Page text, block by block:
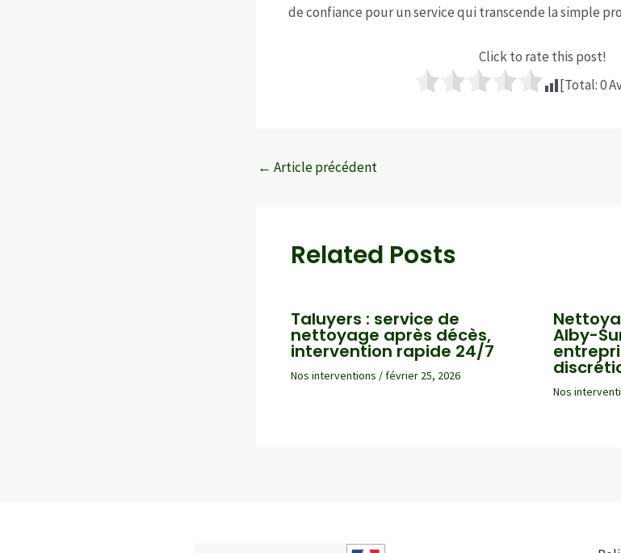
de confiance pour un service qui transcende la simple
Click to rate this post!
[Total:0
Navigation
← Article précédent
Related Posts
Taluyers : service de
nettoyage après décès,
intervention rapide 24/7
Nos interventions /février 25, 2026
Alby-
Nos